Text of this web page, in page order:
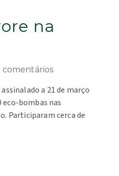
na
comentários
a 21 de março
eco-bombas nas
Participaram cerca de